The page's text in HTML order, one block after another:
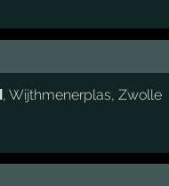
, Wijthmenerplas, Zwolle